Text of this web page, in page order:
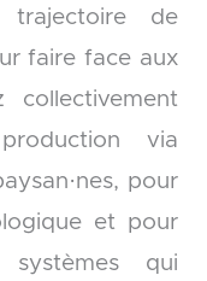
de
faire face aux
collectivement
via
pour
et pour
qui